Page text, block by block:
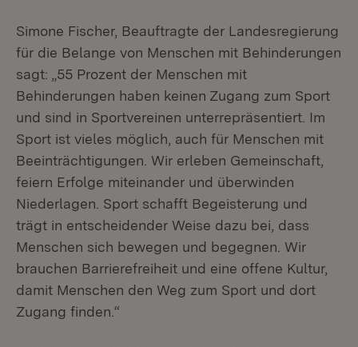
Simone Fischer, Beauftragte der Landesregierung
für die Belange von Menschen mit Behinderungen
sagt: „55 Prozent der Menschen mit
Behinderungen haben keinen Zugang zum Sport
und sind in Sportvereinen unterrepräsentiert. Im
Sport ist vieles möglich, auch für Menschen mit
Beeinträchtigungen. Wir erleben Gemeinschaft,
feiern Erfolge miteinander und überwinden
Niederlagen. Sport schafft Begeisterung und
trägt in entscheidender Weise dazu bei, dass
Menschen sich bewegen und begegnen. Wir
brauchen Barrierefreiheit und eine offene Kultur,
damit Menschen den Weg zum Sport und dort
Zugang finden.“